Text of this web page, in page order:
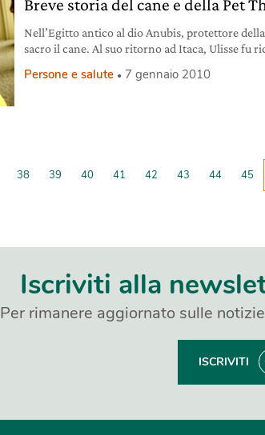
Breve storia del cane e della Pet
Nell’Egitto antico al dio Anubis, protettore
sacro il cane. Al suo ritorno ad Itaca, Ulisse fu
Persone e salute 7 gennaio 2010
38 39 40 41 42 43 44 45
Iscriviti alla
Per rimanere aggiornato sulle
ISCRIVITI